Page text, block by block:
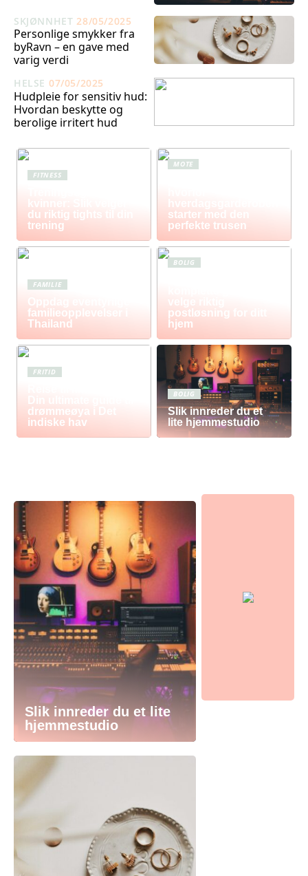
SKJØNNHET 28/05/2025
Personlige smykker fra
byRavn – en gave med
varig verdi
HELSE 07/05/2025
Hudpleie for sensitiv hud:
Hvordan beskytte og
berolige irritert hud
FITNESS
kvinner: Slik velger
du riktig tights til din
trening
MOTE
hverdagsgarderoben
starter med den
perfekte trusen
FAMILIE
Oppdag eventyrlige
familieopplevelser i
Thailand
BOLIG
velge riktig
postløsning for ditt
hjem
FRITID
Din ultimate guide til
drømmeøya i Det
indiske hav
BOLIG
Slik innreder du et
lite hjemmestudio
Slik innreder du et lite
hjemmestudio